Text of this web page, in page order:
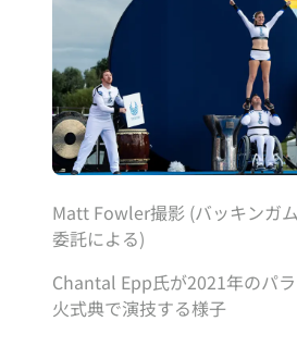
Matt Fowler撮影 (バッキンガ
委託による)
Chantal Epp氏が2021年のパ
火式典で演技する様子